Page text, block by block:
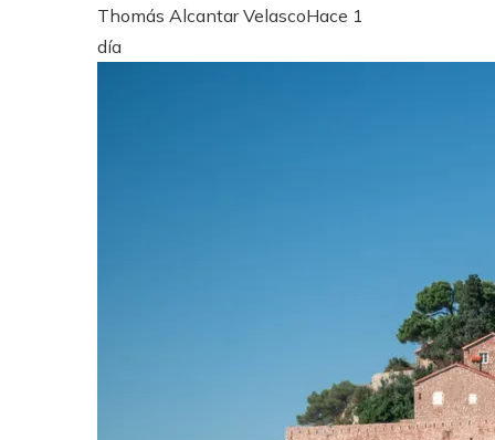
Thomás Alcantar VelascoHace 1
día